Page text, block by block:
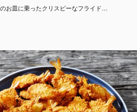
お皿に乗ったクリスピーなフライド…